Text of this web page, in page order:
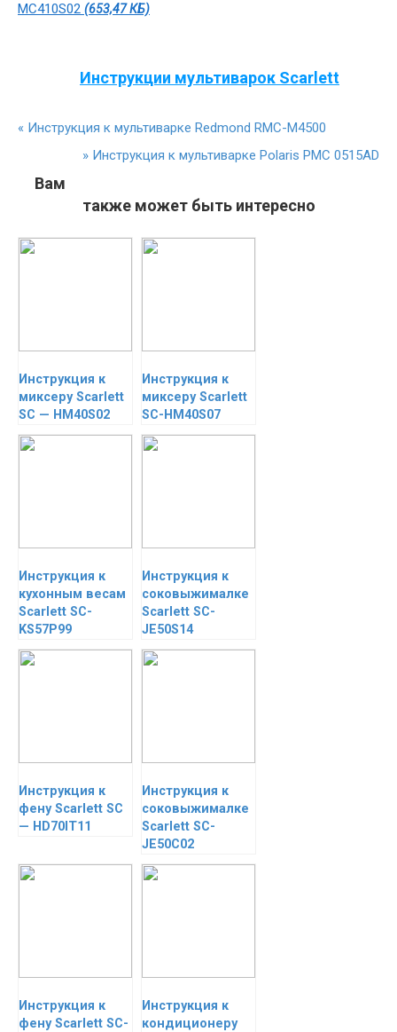
MC410S02 (653,47 КБ)
Инструкции мультиварок Scarlett
« Инструкция к мультиварке Redmond RMC-M4500
» Инструкция к мультиварке Polaris PMC 0515AD
Вам
также может быть интересно
Инструкция к
миксеру Scarlett
SC — HM40S02
Инструкция к
миксеру Scarlett
SC-HM40S07
Инструкция к
кухонным весам
Scarlett SC-
KS57P99
Инструкция к
соковыжималке
Scarlett SC-
JE50S14
Инструкция к
фену Scarlett SC
— HD70IT11
Инструкция к
соковыжималке
Scarlett SC-
JE50C02
Инструкция к
фену Scarlett SC-
Инструкция к
кондиционеру